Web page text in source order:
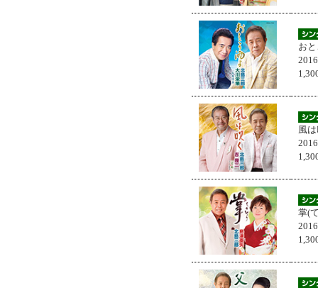
お
風
掌(